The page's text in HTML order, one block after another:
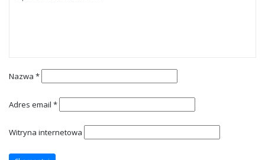
Nazwa *
Adres email *
Witryna internetowa